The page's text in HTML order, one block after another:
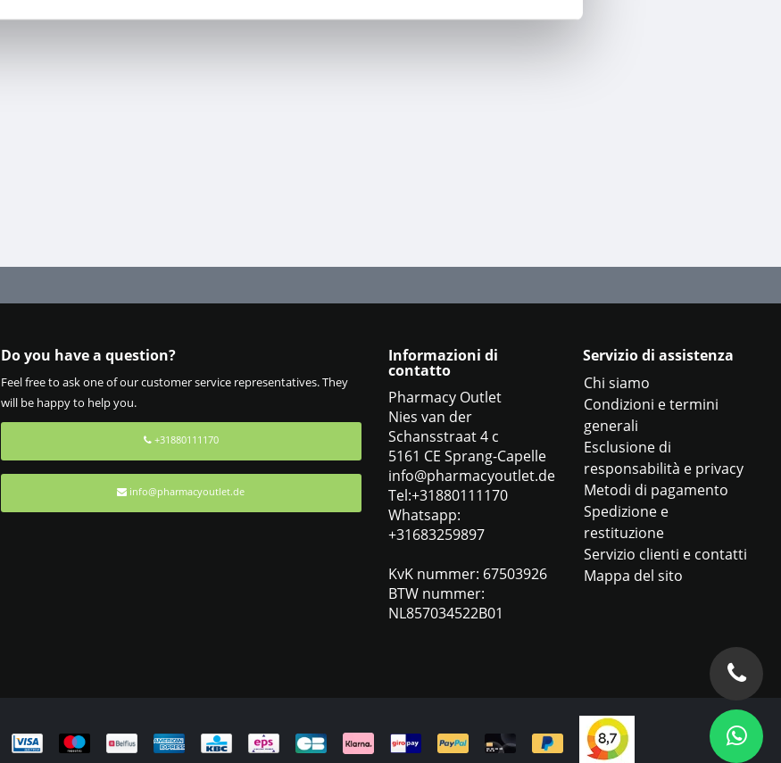
Do you have a question?
Feel free to ask one of our customer service representatives. They
will be happy to help you.
+31880111170
info@pharmacyoutlet.de
Informazioni di
contatto
Pharmacy Outlet
Nies van der
Schansstraat 4 c
5161 CE Sprang-Capelle
info@pharmacyoutlet.de
Tel:+31880111170
Whatsapp:
+31683259897
KvK nummer: 67503926
BTW nummer:
NL857034522B01
Servizio di assistenza
Chi siamo
Condizioni e termini
generali
Esclusione di
responsabilità e privacy
Metodi di pagamento
Spedizione e
restituzione
Servizio clienti e contatti
Mappa del sito